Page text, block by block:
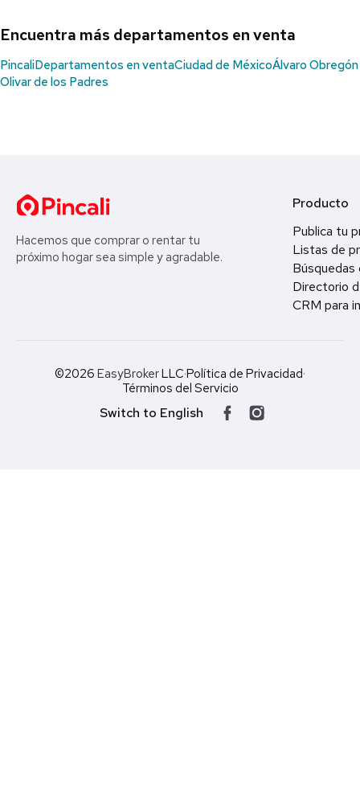
Encuentra más departamentos en venta
PincaliDepartamentos en ventaCiudad de MéxicoÁlvaro Obregón
Olivar de los Padres
Hacemos que comprar o rentar tu
próximo hogar sea simple y agradable.
Producto
Publica tu
Listas de
Búsquedas
Directorio
CRM para
©2026 EasyBrokerLLC·Política de Privacidad·
Términos del Servicio
Switch to English